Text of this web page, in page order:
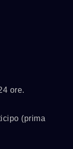
ore.
(prima